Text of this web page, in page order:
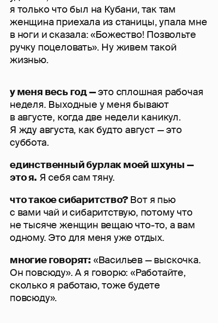
я только что был на Кубани, так там
женщина приехала из станицы, упала мне
в ноги и сказала: «Божество! Позвольте
ручку поцеловать». Ну живем такой
жизнью.
у меня весь год —это сплошная рабочая
неделя. Выходные у меня бывают
в августе, когда две недели каникул.
Я жду августа, как будто август — это
суббота.
единственный бурлак моей шхуны —
это я. Я себя сам тяну.
что такое сибаритство?Вот я пью
с вами чай и сибаритствую, потому что
не тысяче женщин вещаю что-то, а вам
одному. Это для меня уже отдых.
многие говорят: «Васильев — выскочка.
Он повсюду». А я говорю: «Работайте,
сколько я работаю, тоже будете
повсюду».